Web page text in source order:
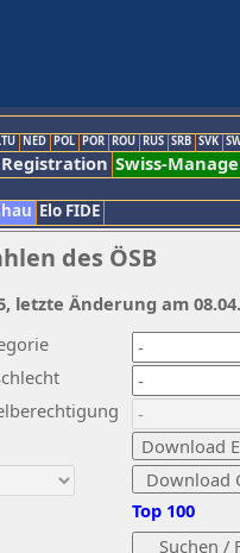
NED POL POR ROU RUS SRB SVK
Swiss-
Elo FIDE
des ÖSB
Top 100
letzte Änderung am